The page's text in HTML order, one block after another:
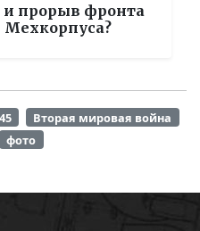
прорыв фронта
Вторая мировая война
фото